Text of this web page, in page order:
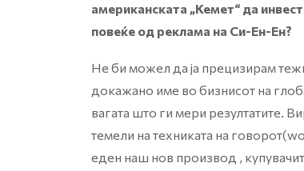
американската „Кемет“ да
повеќе од реклама на Си-Ен-Ен?
Не би можел да ја прецизирам
докажано име во бизнисот на
вагата што ги мери резултатите.
темели на техниката на
еден наш нов производ ,